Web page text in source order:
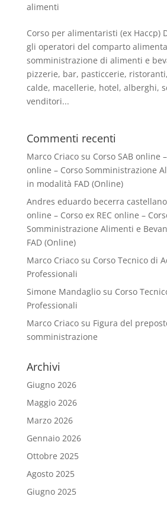
alimenti
Corso per alimentaristi (ex Haccp)
gli operatori del comparto
somministrazione di alimenti e
pizzerie, bar, pasticcerie,
calde, macellerie, hotel, alberghi,
venditori...
Commenti recenti
Marco Criacosu Corso SAB online
online – Corso Somministrazione
in modalità FAD (Online)
Andres eduardo becerra
online – Corso ex REC online –
Somministrazione Alimenti e
FAD (Online)
Marco Criacosu Corso Tecnico di
Professionali
Simone Mandagliosu Corso
Professionali
Marco Criacosu Figura del
somministrazione
Archivi
Giugno 2026
Maggio 2026
Marzo 2026
Gennaio 2026
Ottobre 2025
Agosto 2025
Giugno 2025